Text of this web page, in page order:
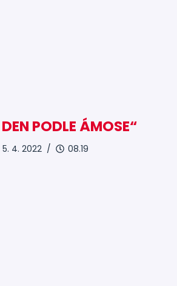
PODLE ÁMOSE“
5. 4. 2022 / 08.19